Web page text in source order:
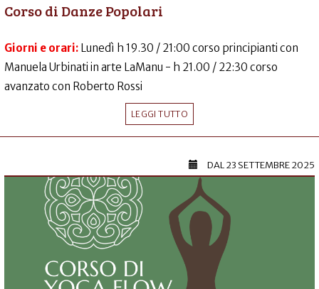
Corso di Danze Popolari
Giorni e orari: Lunedì h 19.30 / 21:00 corso principianti con
Manuela Urbinati in arte LaManu - h 21.00 / 22:30 corso
avanzato con Roberto Rossi
LEGGI TUTTO
DAL23 SETTEMBRE 2025